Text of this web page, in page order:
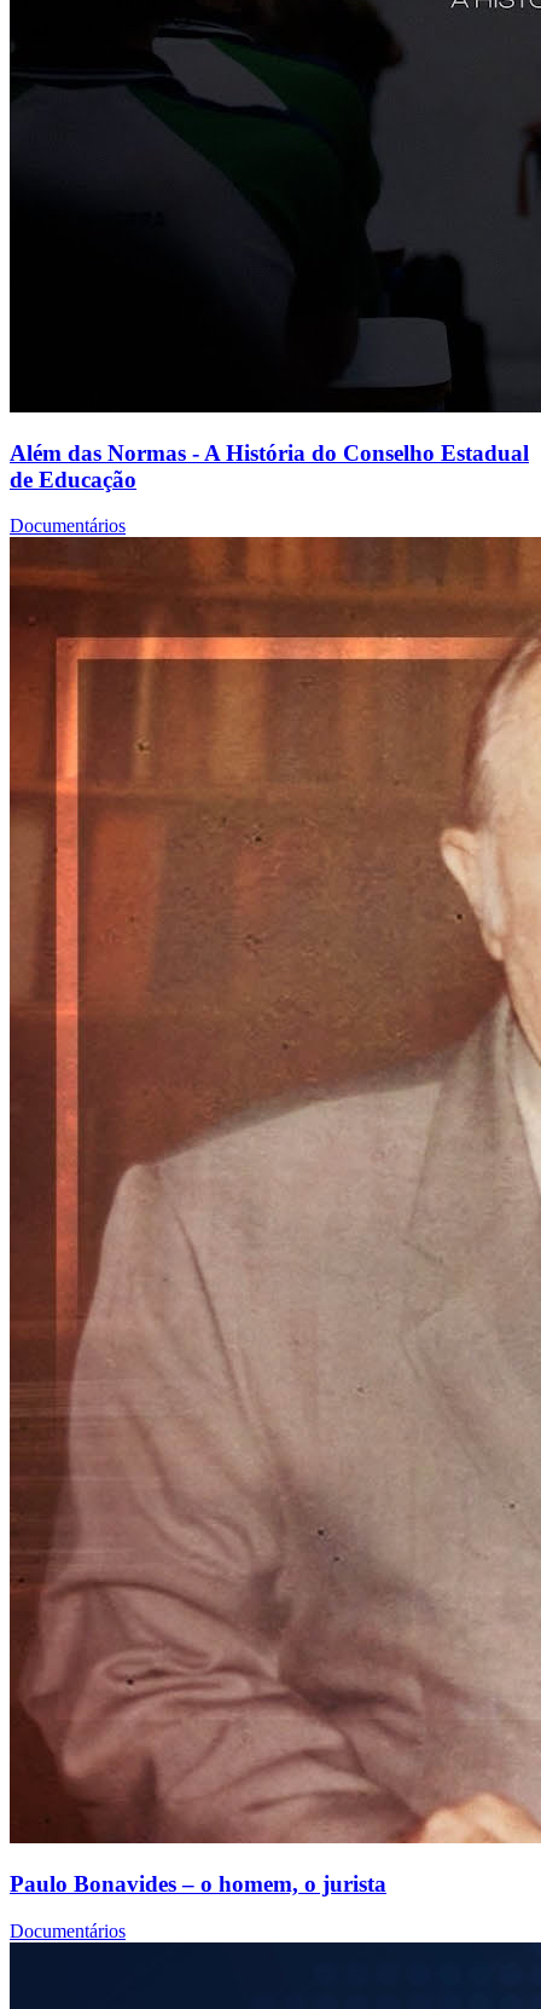
Além das Normas - A História do Conselho Estadual
de Educação
Documentários
Paulo Bonavides – o homem, o jurista
Documentários